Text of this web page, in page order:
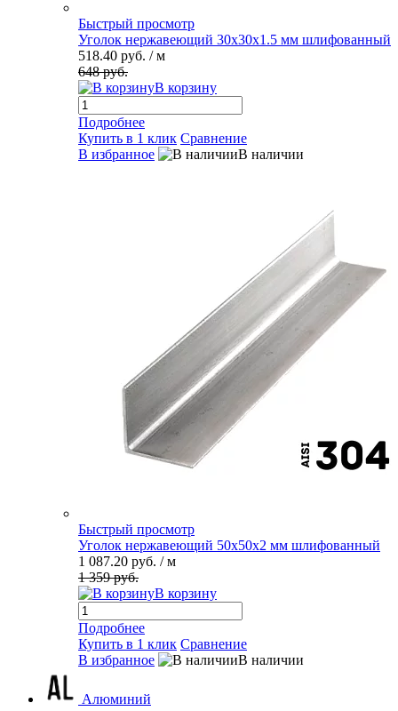
Быстрый просмотр
Уголок нержавеющий 30х30х1.5 мм шлифованный
518.40 руб. / м
648 руб.
В корзину
Подробнее
Купить в 1 клик Сравнение
В избранное
В наличии
Быстрый просмотр
Уголок нержавеющий 50х50х2 мм шлифованный
1 087.20 руб. / м
1 359 руб.
В корзину
Подробнее
Купить в 1 клик Сравнение
В избранное
В наличии
Алюминий